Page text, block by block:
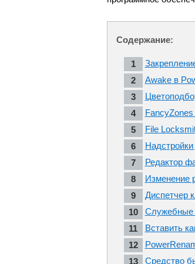
Содержание:
Awake в
File
Редактор
Изменение
Диспетчер
Вставить
Средство